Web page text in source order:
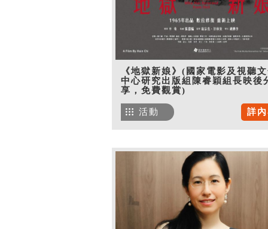
《地獄新娘》(國家電影及視聽
中心研究出版組陳睿穎組長映後
享，免費觀賞)
詳
活動